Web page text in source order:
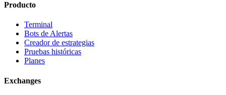
Producto
Terminal
Bots de Alertas
Creador de estrategias
Pruebas históricas
Planes
Exchanges